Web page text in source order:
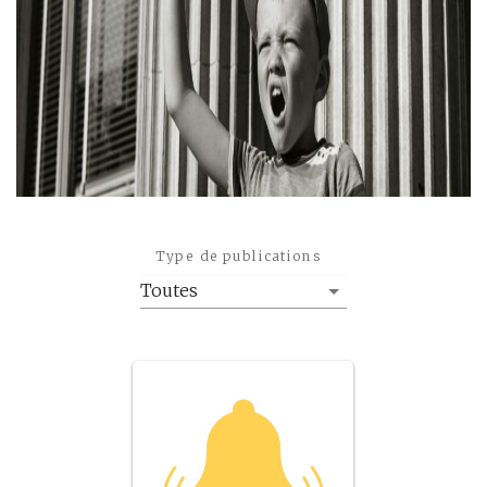
Type de publications